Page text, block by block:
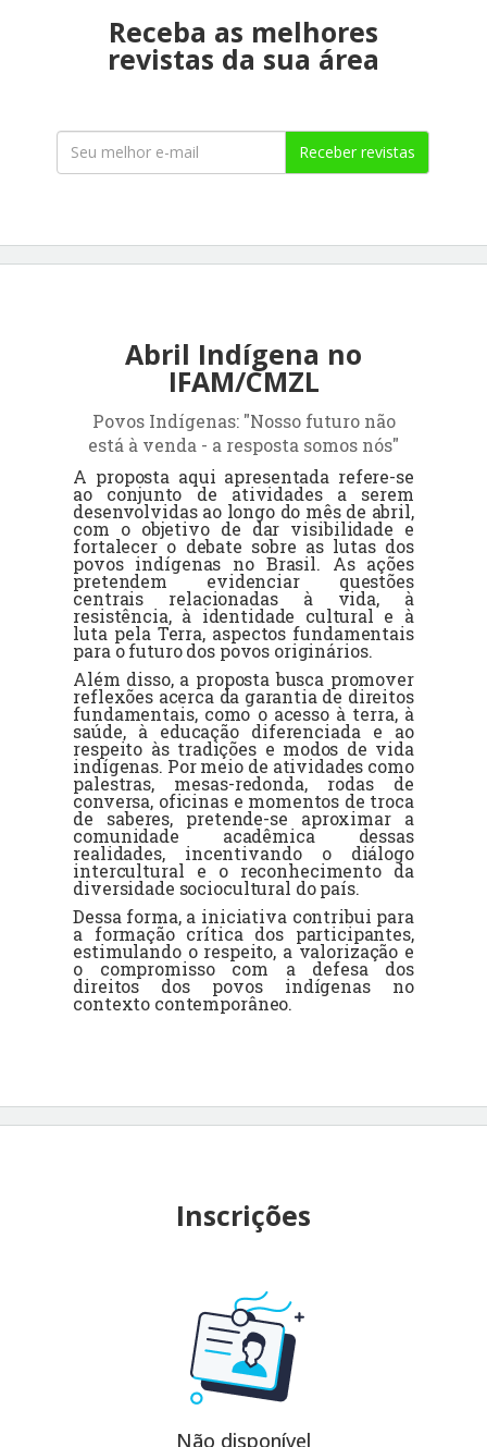
Receba as melhores
revistas da sua área
Receber revistas
Abril Indígena no
IFAM/CMZL
Povos Indígenas: "Nosso futuro não
está à venda - a resposta somos nós"
A proposta aqui apresentada refere-se
ao conjunto de atividades a serem
desenvolvidas ao longo do mês de abril,
com o objetivo de dar visibilidade e
fortalecer o debate sobre as lutas dos
povos indígenas no Brasil. As ações
pretendem evidenciar questões
centrais relacionadas à vida, à
resistência, à identidade cultural e à
luta pela Terra, aspectos fundamentais
para o futuro dos povos originários.
Além disso, a proposta busca promover
reflexões acerca da garantia de direitos
fundamentais, como o acesso à terra, à
saúde, à educação diferenciada e ao
respeito às tradições e modos de vida
indígenas. Por meio de atividades como
palestras, mesas-redonda, rodas de
conversa, oficinas e momentos de troca
de saberes, pretende-se aproximar a
comunidade acadêmica dessas
realidades, incentivando o diálogo
intercultural e o reconhecimento da
diversidade sociocultural do país.
Dessa forma, a iniciativa contribui para
a formação crítica dos participantes,
estimulando o respeito, a valorização e
o compromisso com a defesa dos
direitos dos povos indígenas no
contexto contemporâneo.
Inscrições
Não disponível